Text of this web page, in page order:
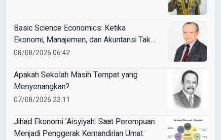
Basic Science Economics: Ketika
Ekonomi, Manajemen, dan Akuntansi Tak
Sekadar Bicara Angka
08/08/2026 06:42
Apakah Sekolah Masih Tempat yang
Menyenangkan?
07/08/2026 23:11
Jihad Ekonomi ‘Aisyiyah: Saat Perempuan
Menjadi Penggerak Kemandirian Umat